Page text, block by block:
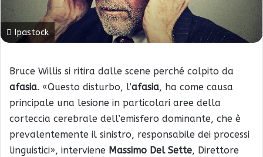
Ipastock
Bruce Willis si ritira dalle scene perché colpito da
afasia. «Questo disturbo, l’afasia, ha come causa
principale una lesione in particolari aree della
corteccia cerebrale dell’emisfero dominante, che è
prevalentemente il sinistro, responsabile dei processi
linguistici», interviene Massimo Del Sette, Direttore